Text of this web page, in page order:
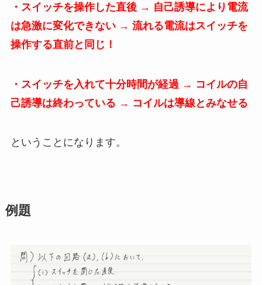
・スイッチを操作した直後 → 自己誘導により電流
は急激に変化できない → 流れる電流はスイッチを
操作する直前と同じ！
・スイッチを入れて十分時間が経過 → コイルの自
己誘導は終わっている → コイルは導線とみなせる
ということになります。
例題